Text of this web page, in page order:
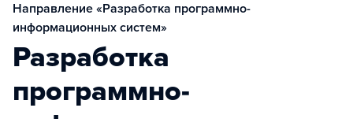
Направление «Разработка программно-
информационных систем»
Разработка
программно-